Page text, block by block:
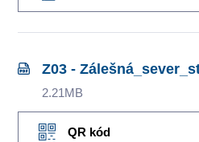
Z03 -
2.21MB
QR kód